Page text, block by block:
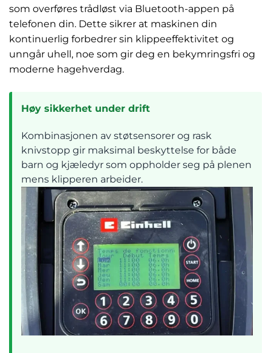
som overføres trådløst via Bluetooth-appen på
telefonen din. Dette sikrer at maskinen din
kontinuerlig forbedrer sin klippeeffektivitet og
unngår uhell, noe som gir deg en bekymringsfri og
moderne hagehverdag.
Høy sikkerhet under drift
Kombinasjonen av støtsensorer og rask
knivstopp gir maksimal beskyttelse for både
barn og kjæledyr som oppholder seg på plenen
mens klipperen arbeider.